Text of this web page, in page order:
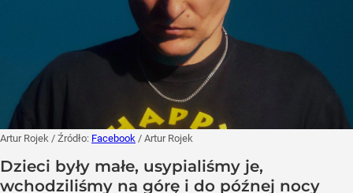
Artur Rojek / Źródło: Facebook / Artur Rojek
Dzieci były małe, usypialiśmy je,
wchodziliśmy na górę i do późnej nocy